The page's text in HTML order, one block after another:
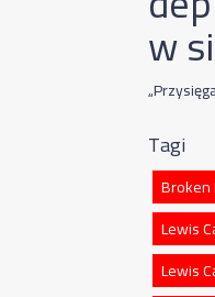
w
Tagi
Broken
Lewis
Lewis